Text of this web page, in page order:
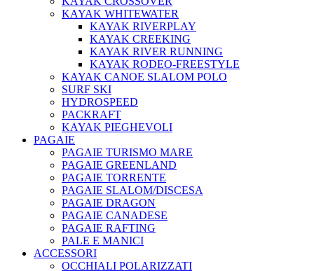
KAYAK WHITEWATER
KAYAK RIVERPLAY
KAYAK CREEKING
KAYAK RIVER RUNNING
KAYAK RODEO-FREESTYLE
KAYAK CANOE SLALOM POLO
SURF SKI
HYDROSPEED
PACKRAFT
KAYAK PIEGHEVOLI
PAGAIE
PAGAIE TURISMO MARE
PAGAIE GREENLAND
PAGAIE TORRENTE
PAGAIE SLALOM/DISCESA
PAGAIE DRAGON
PAGAIE CANADESE
PAGAIE RAFTING
PALE E MANICI
ACCESSORI
OCCHIALI POLARIZZATI